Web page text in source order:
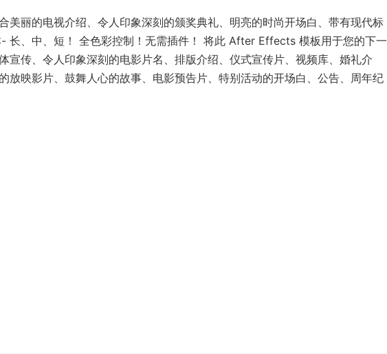
美丽的电视介绍、令人印象深刻的颁奖典礼、明亮的时尚开场白、带有现代标
长、中、短！ 全色彩控制！无需插件！ 将此 After Effects 模板用于您的下一
宣传、令人印象深刻的电影片名、排版介绍、仪式宣传片、视频库、婚礼介
放映影片、鼓舞人心的故事、电影预告片、特别活动的开场白、公告、周年纪